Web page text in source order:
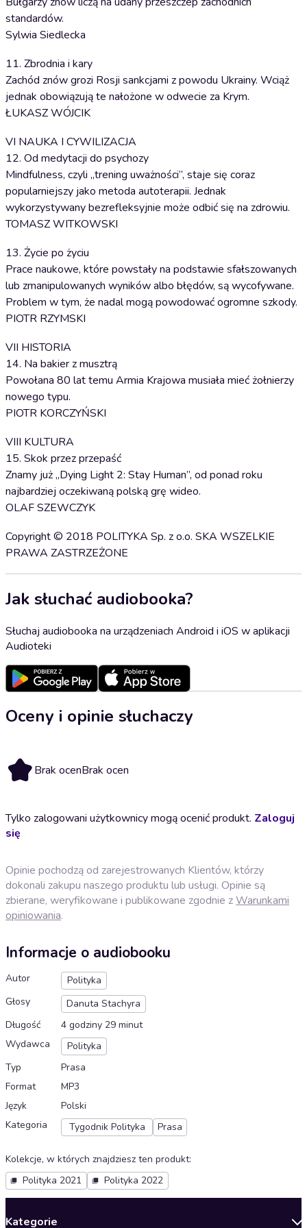
standardów.
Sylwia Siedlecka
11. Zbrodnia i kary
Zachód znów grozi Rosji sankcjami z powodu Ukrainy. Wciąż
jednak obowiązują te nałożone w odwecie za Krym.
ŁUKASZ WÓJCIK
VI NAUKA I CYWILIZACJA
12. Od medytacji do psychozy
Mindfulness, czyli „trening uważności”, staje się coraz
popularniejszy jako metoda autoterapii. Jednak
wykorzystywany bezrefleksyjnie może odbić się na zdrowiu.
TOMASZ WITKOWSKI
13. Życie po życiu
Prace naukowe, które powstały na podstawie sfałszowanych
lub zmanipulowanych wyników albo błędów, są wycofywane.
Problem w tym, że nadal mogą powodować ogromne szkody.
PIOTR RZYMSKI
VII HISTORIA
14. Na bakier z musztrą
Powołana 80 lat temu Armia Krajowa musiała mieć żołnierzy
nowego typu.
PIOTR KORCZYŃSKI
VIII KULTURA
15. Skok przez przepaść
Znamy już „Dying Light 2: Stay Human”, od ponad roku
najbardziej oczekiwaną polską grę wideo.
OLAF SZEWCZYK
Copyright © 2018 POLITYKA Sp. z o.o. SKA WSZELKIE
PRAWA ZASTRZEŻONE
Jak słuchać audiobooka?
Słuchaj audiobooka na urządzeniach Android i iOS w aplikacji
Audioteki
Oceny i opinie słuchaczy
Brak ocenBrak ocen
Tylko zalogowani użytkownicy mogą ocenić produkt. Zaloguj
się
Opinie pochodzą od zarejestrowanych Klientów, którzy
dokonali zakupu naszego produktu lub usługi. Opinie są
zbierane, weryfikowane i publikowane zgodnie zWarunkami
opiniowania.
Informacje o audiobooku
Autor
Polityka
Głosy
Danuta Stachyra
Długość
4 godziny 29 minut
Wydawca
Polityka
Typ
Prasa
Format
MP3
Język
Polski
Kategoria
Tygodnik Polityka Prasa
Kolekcje, w których znajdziesz ten produkt:
Polityka 2021
Polityka 2022
Kategorie